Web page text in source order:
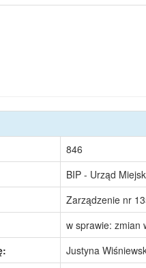
846
BIP - Urząd
Zarządzenie nr
w sprawie: zmian
Justyna